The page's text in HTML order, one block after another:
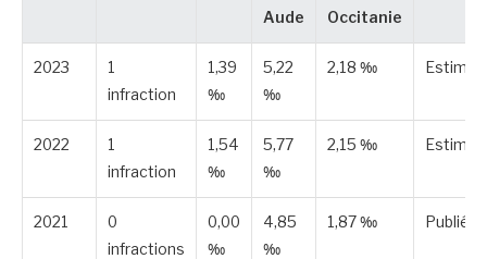
Aude
Occitanie
2023
1
infraction
1,39
‰
5,22
‰
2,18 ‰ Estimée
2022
1
infraction
1,54
‰
5,77
‰
2,15 ‰ Estimée
2021
0
infractions
0,00
‰
4,85
‰
1,87 ‰ Publiée